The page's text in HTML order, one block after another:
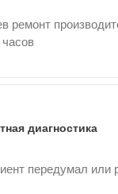
ремонт
часов
диагностика
передумал или